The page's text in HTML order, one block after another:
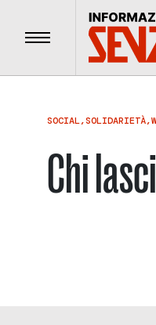
Menu
SOCIAL,SOLIDARIETÀ,
Chi